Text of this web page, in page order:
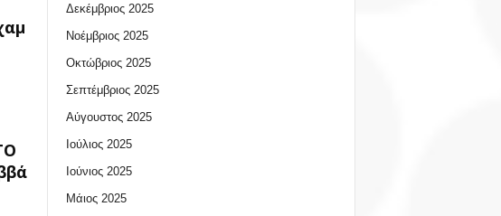
Δεκέμβριος 2025
Νοέμβριος 2025
Οκτώβριος 2025
Σεπτέμβριος 2025
Αύγουστος 2025
Ιούλιος 2025
Ιούνιος 2025
Μάιος 2025